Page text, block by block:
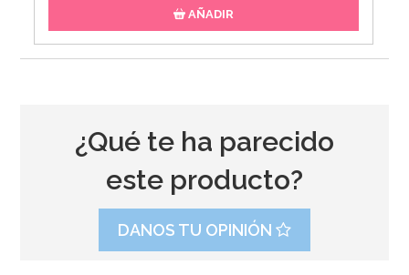
AÑADIR
¿Qué te ha parecido
este producto?
DANOS TU OPINIÓN